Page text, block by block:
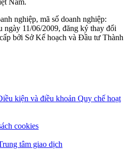
Nam.
nghiệp, mã số doanh nghiệp:
ngày 11/06/2009, đăng ký thay đổi
bởi Sở Kế hoạch và Đầu tư Thành
kiện và điều khoản Quy chế hoạt
cookies
tâm giao dịch